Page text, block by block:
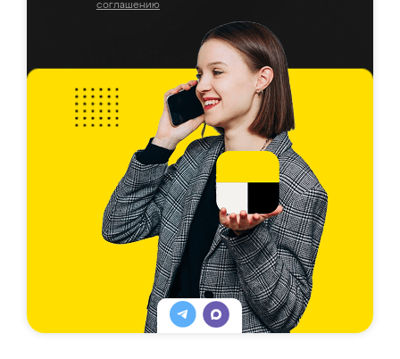
соглашению